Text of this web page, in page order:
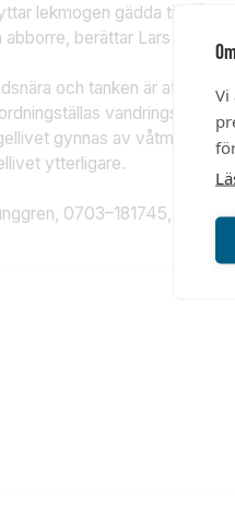
Vi
lekmogen gädda till
berättar Lars
och tanken är att det
vandringsstråk,
gynnas av våtmarken
ytterligare.
0703–181745,